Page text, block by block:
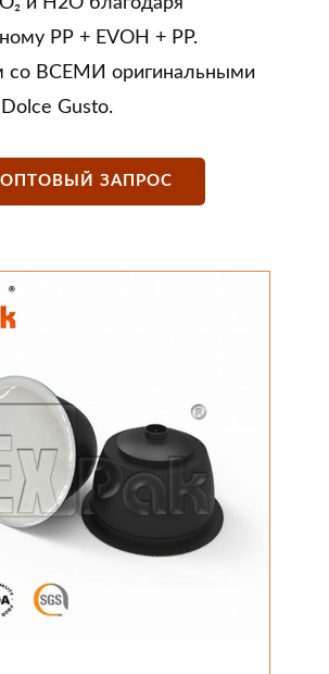
PP + EVOH + PP.
со ВСЕМИ оригинальными
Gusto.
ОПТОВЫЙ ЗАПРОС